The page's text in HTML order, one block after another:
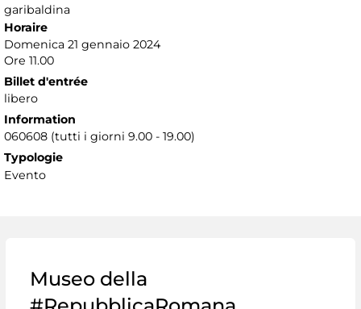
garibaldina
Horaire
Domenica 21 gennaio 2024
Ore 11.00
Billet d'entrée
libero
Information
060608 (tutti i giorni 9.00 - 19.00)
Typologie
Evento
Museo della